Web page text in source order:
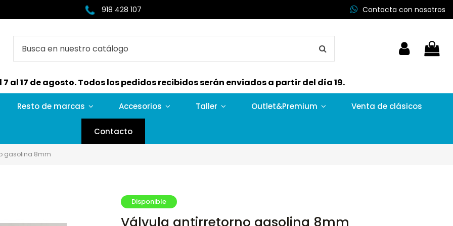
918 428 107 Contacta con nosotros
al 17 de agosto. Todos los pedidos recibidos serán enviados a partir del día 19.
Resto de marcas Accesorios Taller Outlet&Premium Venta de clásicos
Contacto
gasolina 8mm
Disponible
Válvula antirretorno gasolina 8mm